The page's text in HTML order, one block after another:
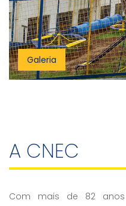
Galeria
A CNEC
Com mais de 82